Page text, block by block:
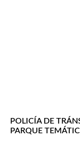
POLICÍA DE
PARQUE